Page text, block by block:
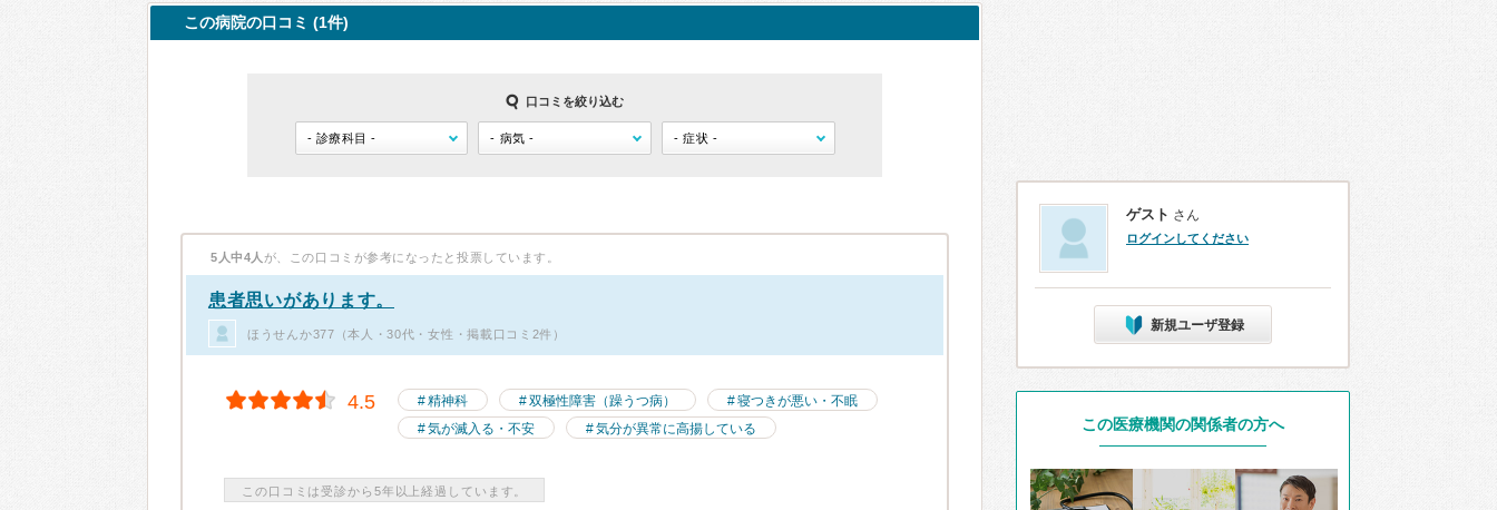
この病院の口コミ (1件)
口コミを絞り込む
5人中4人 が、この口コミが参考になったと投票しています。
患者思いがあります。
ほうせんか377（本人・30代・女性・掲載口コミ2件）
4.5 精神科 双極性障害（躁うつ病）
寝つきが悪い・不眠
気が滅入る・不安
気分が異常に高揚している
この口コミは受診から5年以上経過しています。
ゲスト さん
ログインしてください
新規ユーザ登録
この医療機関の関係者の方へ